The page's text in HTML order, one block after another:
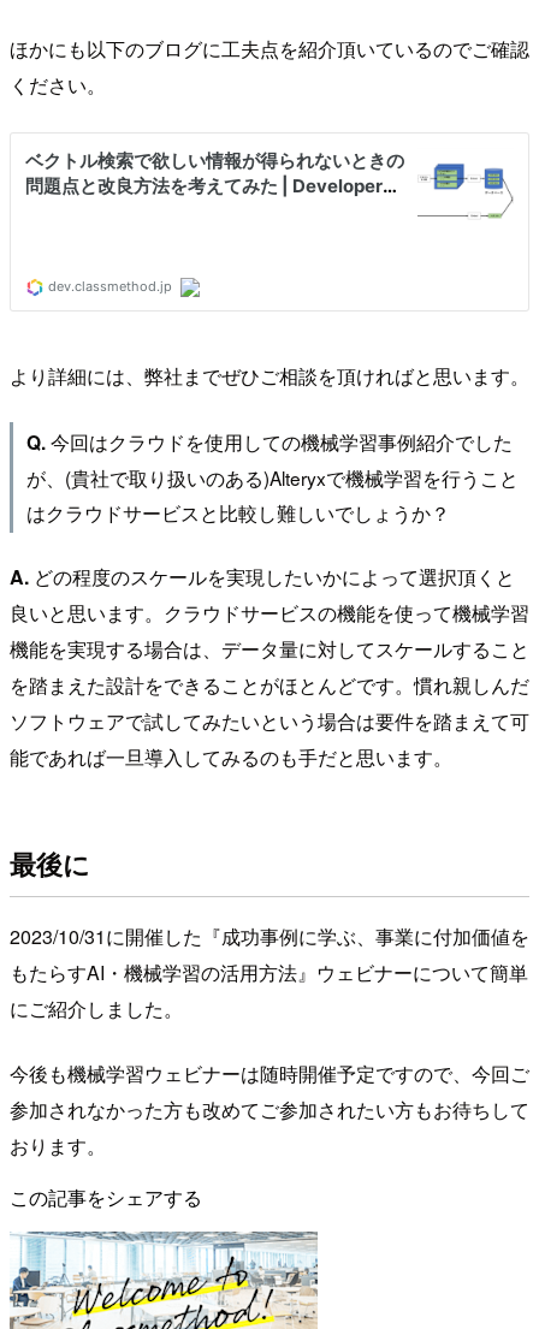
ほかにも以下のブログに工夫点を紹介頂いているのでご確認
ください。
より詳細には、弊社までぜひご相談を頂ければと思います。
Q.今回はクラウドを使用しての機械学習事例紹介でした
が、(貴社で取り扱いのある)Alteryxで機械学習を行うこと
はクラウドサービスと比較し難しいでしょうか？
A. どの程度のスケールを実現したいかによって選択頂くと
良いと思います。クラウドサービスの機能を使って機械学習
機能を実現する場合は、データ量に対してスケールすること
を踏まえた設計をできることがほとんどです。慣れ親しんだ
ソフトウェアで試してみたいという場合は要件を踏まえて可
能であれば一旦導入してみるのも手だと思います。
最後に
2023/10/31に開催した『成功事例に学ぶ、事業に付加価値を
もたらすAI・機械学習の活用方法』ウェビナーについて簡単
にご紹介しました。
今後も機械学習ウェビナーは随時開催予定ですので、今回ご
参加されなかった方も改めてご参加されたい方もお待ちして
おります。
この記事をシェアする